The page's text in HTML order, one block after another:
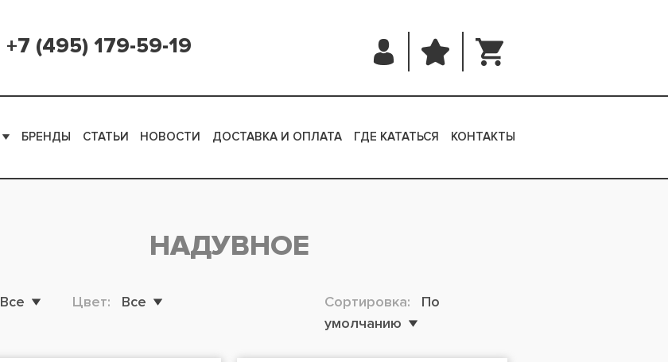
+7 (495) 179-59-19
БРЕНДЫ СТАТЬИ НОВОСТИ ДОСТАВКА И ОПЛАТА ГДЕ КАТАТЬСЯ КОНТАКТЫ
НАДУВНОЕ
Все Цвет: Все Сортировка:
По
умолчанию